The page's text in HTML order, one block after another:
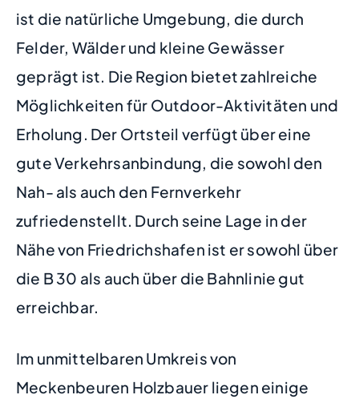
ist die natürliche Umgebung, die durch
Felder, Wälder und kleine Gewässer
geprägt ist. Die Region bietet zahlreiche
Möglichkeiten für Outdoor-Aktivitäten und
Erholung. Der Ortsteil verfügt über eine
gute Verkehrsanbindung, die sowohl den
Nah- als auch den Fernverkehr
zufriedenstellt. Durch seine Lage in der
Nähe von Friedrichshafen ist er sowohl über
die B 30 als auch über die Bahnlinie gut
erreichbar.
Im unmittelbaren Umkreis von
Meckenbeuren Holzbauer liegen einige